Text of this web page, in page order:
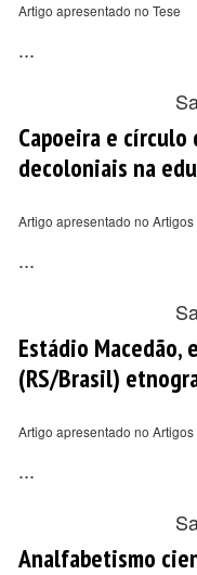
Artigo apresentado no Tese
...
Capoeira e
decoloniais na
Artigo apresentado no
...
Estádio Macedão,
(RS/Brasil)
Artigo apresentado no
...
Analfabetismo